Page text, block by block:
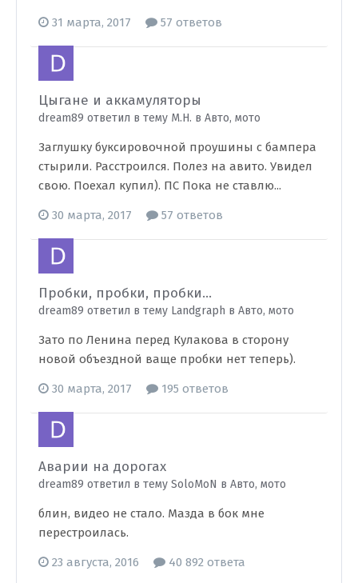
31 марта, 2017 57 ответов
Цыгане и аккамуляторы
dream89 ответил в тему M.H. в Авто, мото
Заглушку буксировочной проушины с бампера
стырили. Расстроился. Полез на авито. Увидел
свою. Поехал купил). ПС Пока не ставлю...
30 марта, 2017 57 ответов
Пробки, пробки, пробки...
dream89 ответил в тему Landgraph в Авто, мото
Зато по Ленина перед Кулакова в сторону
новой объездной ваще пробки нет теперь).
30 марта, 2017 195 ответов
Аварии на дорогах
dream89 ответил в тему SoloMoN в Авто, мото
блин, видео не стало. Мазда в бок мне
перестроилась.
23 августа, 2016 40 892 ответа